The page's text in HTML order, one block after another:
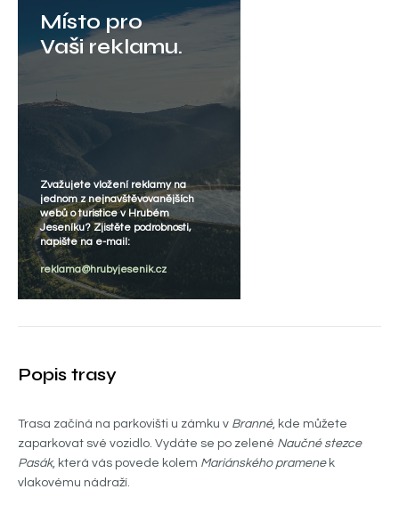
Místo pro
Vaši reklamu.
Zvažujete vložení reklamy na
jednom z nejnavštěvovanějších
webů o turistice v Hrubém
Jeseníku? Zjistěte podrobnosti,
napište na e-mail:
reklama@hrubyjesenik.cz
Popis trasy
Trasa začíná na parkovišti u zámku v Branné, kde můžete
zaparkovat své vozidlo. Vydáte se po zelené Naučné stezce
Pasák, která vás povede kolem Mariánského pramenek
vlakovému nádraží.